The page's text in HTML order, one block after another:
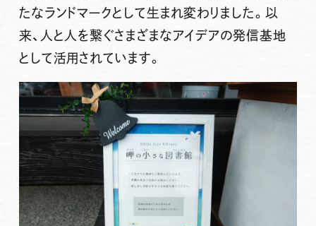
たなランドマークとして生まれ変わりました。以
来、人と人を繋ぐさまざまなアイデアの発信基地
として活用されています。